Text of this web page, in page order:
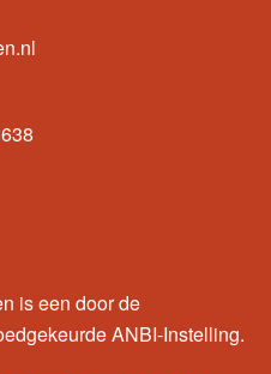
is een door de
ANBI-Instelling.